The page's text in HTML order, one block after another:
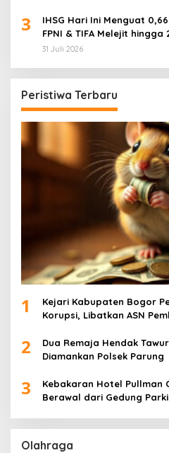
3
IHSG Hari Ini Menguat
FPNI & TIFA Melejit
Paling Cuan & Volume
31 Juli 2026
Peristiwa Terbaru
1
Kejari Kabupaten Bogor
Korupsi, Libatkan ASN
2
Dua Remaja Hendak
Diamankan Polsek Parung
3
Kebakaran Hotel Pullman
Berawal dari Gedung
Olahraga